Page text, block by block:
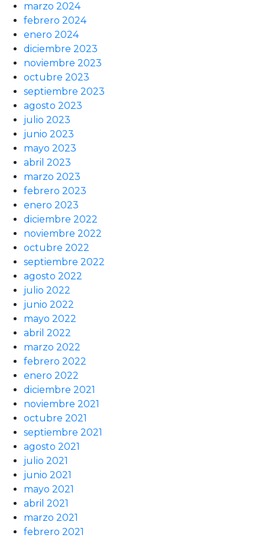
marzo 2024
febrero 2024
enero 2024
diciembre 2023
noviembre 2023
octubre 2023
septiembre 2023
agosto 2023
julio 2023
junio 2023
mayo 2023
abril 2023
marzo 2023
febrero 2023
enero 2023
diciembre 2022
noviembre 2022
octubre 2022
septiembre 2022
agosto 2022
julio 2022
junio 2022
mayo 2022
abril 2022
marzo 2022
febrero 2022
enero 2022
diciembre 2021
noviembre 2021
octubre 2021
septiembre 2021
agosto 2021
julio 2021
junio 2021
mayo 2021
abril 2021
marzo 2021
febrero 2021